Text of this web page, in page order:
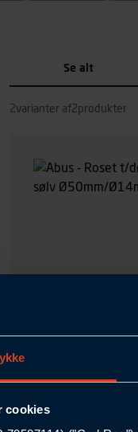
cookies
Se alt
2varianter af2produkter